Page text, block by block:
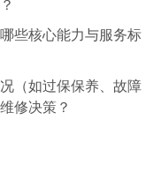
些核心能力与服务标
（如过保保养、故障
修决策？
修厂选择指南与深度
修厂选择指南
2026-07-
业专修厂选择标准指